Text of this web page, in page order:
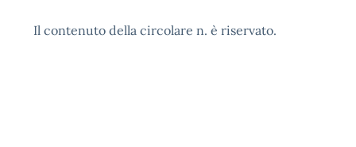
Il contenuto della circolare n. è riservato.